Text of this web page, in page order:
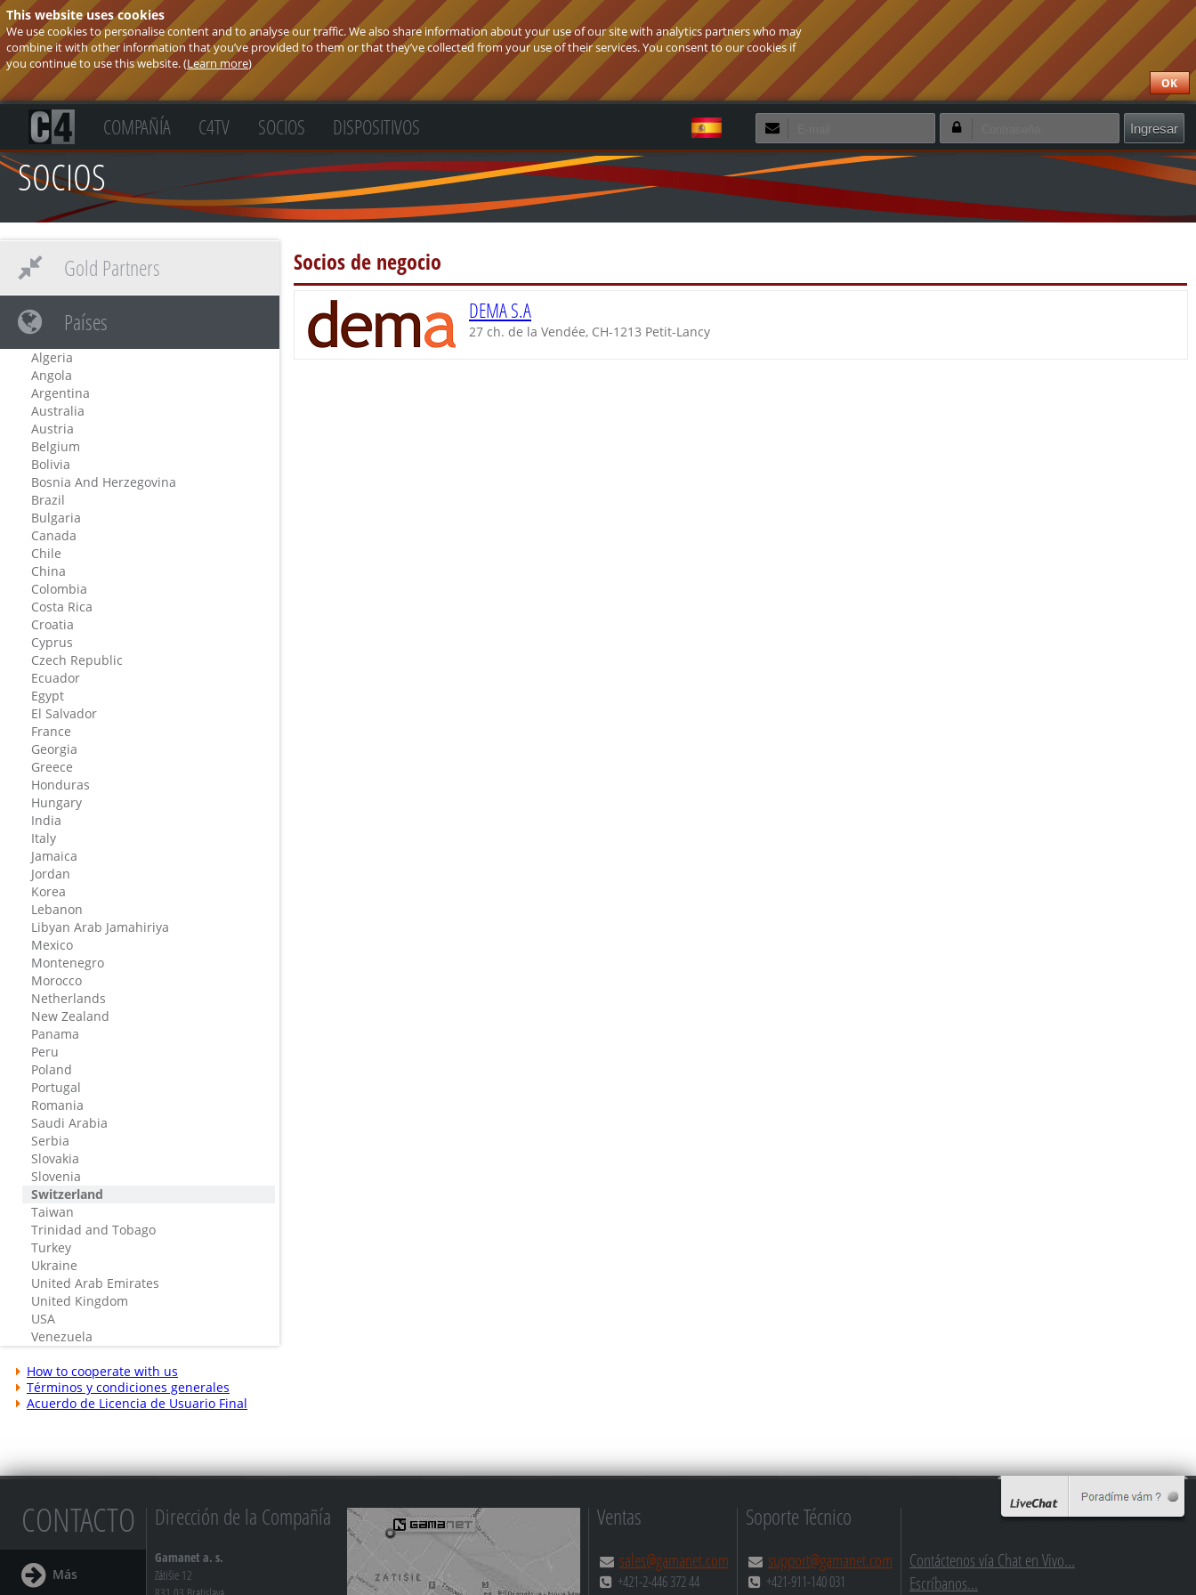
This website uses cookies
We use cookies to personalise content and to analyse our traffic. We also share information about your use of our site with analytics partners who may
combine it with other information that you’ve provided to them or that they’ve collected from your use of their services. You consent to our cookies if
you continue to use this website. (Learn more)
OK
COMPAÑÍA C4TV SOCIOS DISPOSITIVOS
Recordar mi cuenta
¿Olvidó su contraseña?
Crear nueva cuenta
SOCIOS
Socios de negocio
DEMA S.A
27 ch. de la Vendée, CH-1213 Petit-Lancy
Gold Partners
Países
Algeria
Angola
Argentina
Australia
Austria
Belgium
Bolivia
Bosnia And Herzegovina
Brazil
Bulgaria
Canada
Chile
China
Colombia
Costa Rica
Croatia
Cyprus
Czech Republic
Ecuador
Egypt
El Salvador
France
Georgia
Greece
Honduras
Hungary
India
Italy
Jamaica
Jordan
Korea
Lebanon
Libyan Arab Jamahiriya
Mexico
Montenegro
Morocco
Netherlands
New Zealand
Panama
Peru
Poland
Portugal
Romania
Saudi Arabia
Serbia
Slovakia
Slovenia
Switzerland
Taiwan
Trinidad and Tobago
Turkey
Ukraine
United Arab Emirates
United Kingdom
USA
Venezuela
How to cooperate with us
Términos y condiciones generales
Acuerdo de Licencia de Usuario Final
CONTACTO
Más
Dirección de la Compañía
Gamanet a. s.
Zátišie 12
Ventas
sales@gamanet.com
+421-2-446 372 44
Soporte Técnico
support@gamanet.com
+421-911-140 031
Contáctenos vía Chat en Vivo...
Escríbanos...